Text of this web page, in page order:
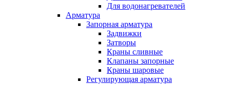
Для водонагревателей
Арматура
Запорная арматура
Задвижки
Затворы
Краны сливные
Клапаны запорные
Краны шаровые
Регулирующая арматура